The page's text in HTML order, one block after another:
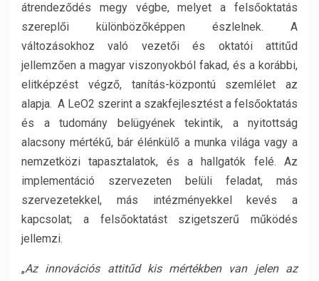
átrendeződés megy végbe, melyet a felsőoktatás
szereplői különbözőképpen észlelnek. A
változásokhoz való vezetői és oktatói attitűd
jellemzően a magyar viszonyokból fakad, és a korábbi,
elitképzést végző, tanítás-központú szemlélet az
alapja. A LeO2 szerint a szakfejlesztést a felsőoktatás
és a tudomány belügyének tekintik, a nyitottság
alacsony mértékű, bár élénkülő a munka világa vagy a
nemzetközi tapasztalatok, és a hallgatók felé. Az
implementáció szervezeten belüli feladat, más
szervezetekkel, más intézményekkel kevés a
kapcsolat; a felsőoktatást szigetszerű működés
jellemzi.
„Az innovációs attitűd kis mértékben van jelen az